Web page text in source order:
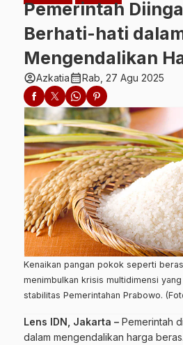
Pemerintah
Berhati-hati
Mengendalikan
account_circleAzkatiacalendar_monthRab, 27 Agu 2025
Kenaikan pangan pokok seperti
menimbulkan krisis multidimensi
stabilitas Pemerintahan Prabowo.
Lens IDN, Jakarta – Pemerintah
dalam mengendalikan harga